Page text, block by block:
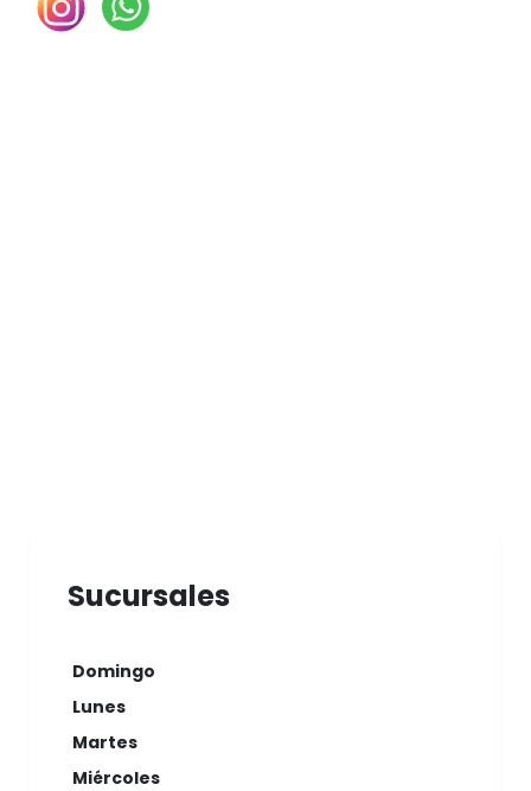
Sucursales
Domingo
Lunes
Martes
Miércoles